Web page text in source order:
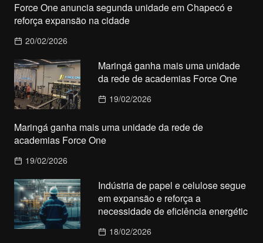
Force One anuncia segunda unidade em Chapecó e
reforça expansão na cidade
20/02/2026
Maringá ganha mais uma unidade
da rede de academias Force One
19/02/2026
Maringá ganha mais uma unidade da rede de
academias Force One
19/02/2026
Indústria de papel e celulose segue
em expansão e reforça a
necessidade de eficiência energétic
18/02/2026